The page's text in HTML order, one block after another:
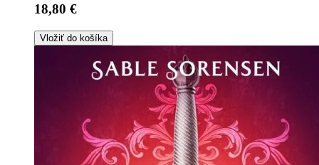
18,80 €
Vložiť do košíka